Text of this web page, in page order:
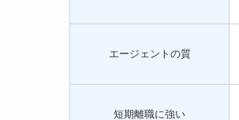
エージェントの質
短期離職に強い